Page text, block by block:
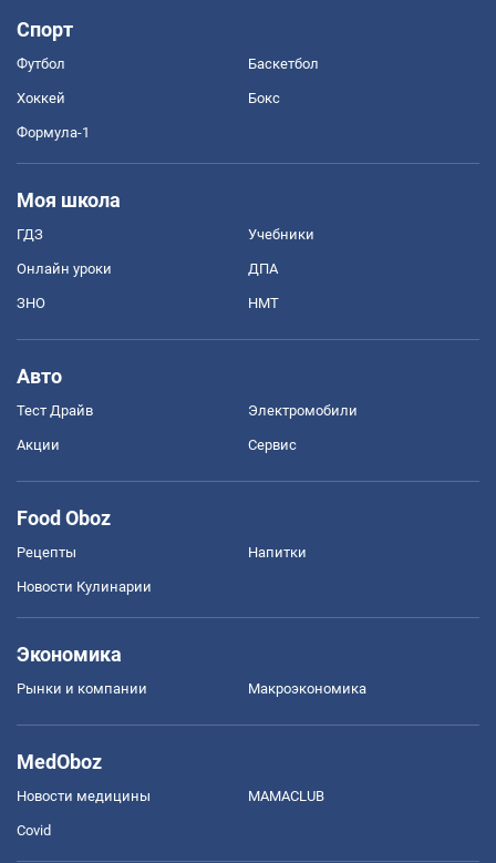
Спорт
Футбол Баскетбол
Хоккей Бокс
Формула-1
Моя школа
ГДЗ Учебники
Онлайн уроки ДПА
ЗНО НМТ
Авто
Тест Драйв Электромобили
Акции Сервис
Food Oboz
Рецепты Напитки
Новости Кулинарии
Экономика
Рынки и компании Mакроэкономика
MedOboz
Новости медицины MAMACLUB
Covid